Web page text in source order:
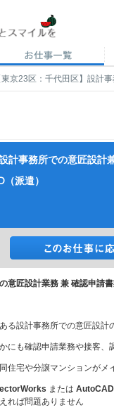
東京23区：千代田区】設計
計事務所での意匠設
派遣）
意匠設計業務 兼 確認申請
る設計事務所での意匠設計
にも確認申請業務や接客、
住宅や分譲マンションがメ
または AutoCAD
れば問題ありません